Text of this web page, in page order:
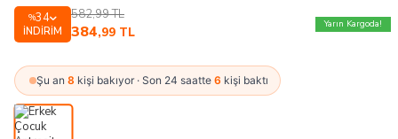
%34
İNDIRIM
582,99TL
384,99 TL
Yarın Kargoda!
Şu an 8 kişi bakıyor · Son 24 saatte 6 kişi baktı